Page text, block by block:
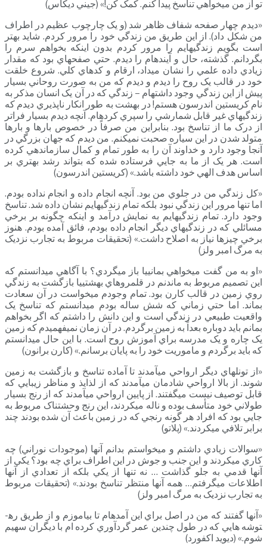
تو از من مي­خواهي تناسخ پيدا کنم. کمک کن!» (جيني ديکاس)
«ديدم چهار صفحه شفاف ظاهر شد (و يک چارچوب عظيم در اطراف
من شکل داد). از اين طريق من زندگي خود را مرور کردم. شايد بهتر
است بگويم زندگي­هايم را مرور کردم بدون اينکه بخواهم سرم را
بگردانم. گذشته، حال و آينده­ام را ديدم. حتي صفحه­اي بود که مقدار
زيادي داده علمي را نشان مي­داد، ارقام و کدهاي کلي. شروع خلقت
خود در قالب يک روح را ديدم و ديدم که من به صورت روحاني بسيار
پيش از اين زندگي وجود داشته­ام – زندگي که در آن يک انسان مذکر به
نام کريستين اندرسون هستم! در بهشت به طور انکار ناپذيري ديدم که
زندگي­هاي غير قابل شمارشي را سپري کرده­ام. آنچه ديدم بسيار فراتر
از درک ما از تناسخ بود. بنابراين من صرفاً در خصوص بارها و بارها
متولد شدن در اين سياره صحبت نمي­کنم. من ديدم که جهان بزرگي در
آنجا وجود دارد و خداوند آن را به طور تمام و کمال سازماندهي کرده
است. هر يک از ما به جايي فرستاده شده که بتواند رشد بهتري بر
اساس هدف الهي خود داشته باشد.» (کريستين اندرسون)
«کل زندگي من در جلوي من بود. آنچه انجام داده و انجام نداده بودم.
اما تنها مرور اين زندگي نبود بلکه تمام زندگي­هايم نشان داده شد. تناسخ
وجود دارد. تمام زندگي­هايم به نمايش درآمد و اينکه چگونه بر برخي
مسائلي که در زندگي­هاي ديگر انجام داده بودم، فائق آمده بودم. هنوز
برخي چيزها نياز به اصلاح داشت.» (تحقيقات مربوط به تجارب نزديک
به مرگ امبر ولز)
«او به من گفت مي­خواهي بمانييا باز مي­گردي؟ با آگاهي مي­دانستم که
اين تصميم مربوط به ماندنم در قلمروهاي بهشتييا بازگشت به زندگي
روي زمين در قالب کارن بود. تمام وجودم مي­خواست در آن سعادت
بماند. اما حتي زماني که شش ساله بودم مي­دانستم که تناسخ يک
واقعيت طبيعي در زندگي است و اين دانش را داشتم که اگر بخواهم
بمانم بايد دوباره بعداً به زمين برگردم. در آن زمان نمي­فهميدم که زمين
يک چاره و يک مدرسه براي آموزش روح است. با اين حال مي­دانستم
که بايد برگردم و ماموريت خود را به پايان برسانم.» (کارن برانون)
«از تونل­هاي ديگر ارواحي مي­آمدند تا آماده تناسخ و بازگشت به زمين
شوند. از بالا ارواحي شادمان مي­آمدند که از لذايذ و مناظر زيبايي که
قابل توصيف نيست مي­گفتند. از پايين ارواحي مي­آمدند که از رنج بسيار
طولاني خود متأسف بوده و ناله مي­کردند، اين رنج وحشتناک مربوط به
جايي بود که افراد هر گونه رنجي که در زمين باعث آن شده بودند چند
برابر تلافي مي­کردند.» (پلاتو)
«سوالات زيادي داشتم و مي­خواستم بدانم آن­ها (موجودات نوراني) چه
کاري مي­کردند و اين جنب و جوش در اين اطراف براي چه بود؟ يکي از
آنها قدمي به جلو گذاشت … نه تنها از يکي بلکه از تعدادي از آنها
اطلاعات مي­گرفتم… همه آنها منتظر تناسخ بودند.» (تحقيقات مربوط
به تجارب نزديک به مرگ امبر ولز)
«آنها گفتند که من در اصل براي اين آمده­ام تا بياموزم و از طريق ره­
توشه ­هايي که در طول چندين عمر گردآوري کرده ­ام با ديگران سهيم
شوم.» (ديويد اکفورد)